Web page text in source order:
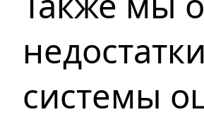
системы